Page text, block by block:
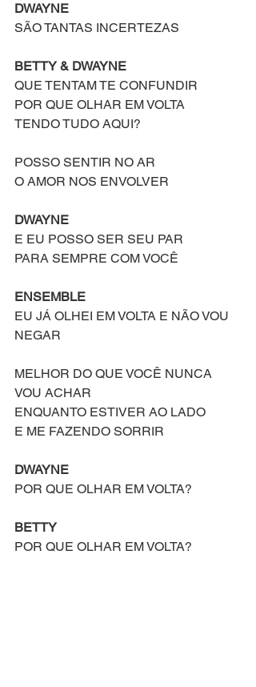
DWAYNE
SÃO TANTAS INCERTEZAS
BETTY & DWAYNE
QUE TENTAM TE CONFUNDIR
POR QUE OLHAR EM VOLTA
TENDO TUDO AQUI?
POSSO SENTIR NO AR
O AMOR NOS ENVOLVER
DWAYNE
E EU POSSO SER SEU PAR
PARA SEMPRE COM VOCÊ
ENSEMBLE
EU JÁ OLHEI EM VOLTA E NÃO VOU
NEGAR
MELHOR DO QUE VOCÊ NUNCA
VOU ACHAR
ENQUANTO ESTIVER AO LADO
E ME FAZENDO SORRIR
DWAYNE
POR QUE OLHAR EM VOLTA?
BETTY
POR QUE OLHAR EM VOLTA?